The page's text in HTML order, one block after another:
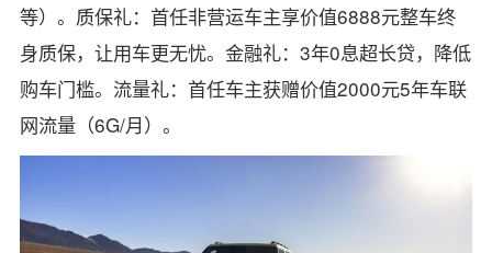
等）。质保礼：首任非营运车主享价值6888元整车终
身质保，让用车更无忧。金融礼：3年0息超长贷，降低
购车门槛。流量礼：首任车主获赠价值2000元5年车联
网流量（6G/月）。